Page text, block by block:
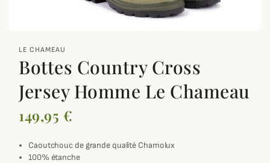
LE CHAMEAU
Bottes Country Cross
Jersey Homme Le Chameau
149,95 €
Caoutchouc de grande qualité Chamolux
100% étanche